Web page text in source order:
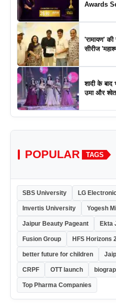
Awards
'रामायण' की
सीरीज
शादी के बाद
उमा और
POPULAR TAGS
SBS University LG
Invertis University Yogesh
Jaipur Beauty Pageant Ekta
Fusion Group HFS Horizons
better future for children
CRPF OTT launch
Top Pharma Companies